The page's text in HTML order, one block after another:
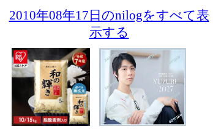
2010年08年17日のnilogをすべて表
示する